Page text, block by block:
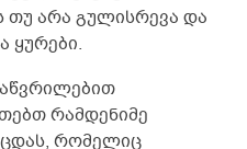
თუ არა გულისრევა და
ყურები.
რამდენიმე
რომელიც